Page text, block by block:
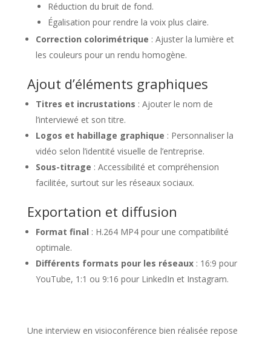
Réduction du bruit de fond.
Égalisation pour rendre la voix plus claire.
Correction colorimétrique : Ajuster la lumière et
les couleurs pour un rendu homogène.
Ajout d’éléments graphiques
Titres et incrustations : Ajouter le nom de
l’interviewé et son titre.
Logos et habillage graphique : Personnaliser la
vidéo selon l’identité visuelle de l’entreprise.
Sous-titrage : Accessibilité et compréhension
facilitée, surtout sur les réseaux sociaux.
Exportation et diffusion
Format final : H.264 MP4 pour une compatibilité
optimale.
Différents formats pour les réseaux: 16:9 pour
YouTube, 1:1 ou 9:16 pour LinkedIn et Instagram.
Une interview en visioconférence bien réalisée repose